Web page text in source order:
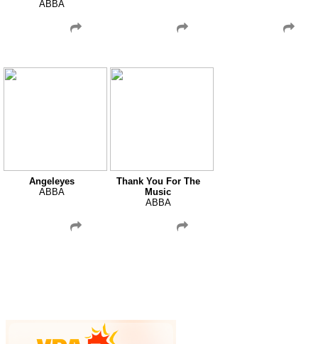
ABBA
Angeleyes
ABBA
Thank You For The
Music
ABBA